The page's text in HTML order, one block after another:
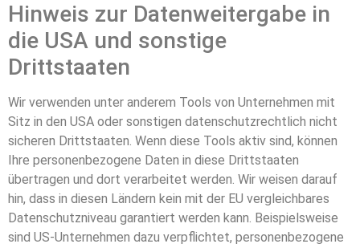
Hinweis zur Datenweitergabe in
die USA und sonstige
Drittstaaten
Wir verwenden unter anderem Tools von Unternehmen mit
Sitz in den USA oder sonstigen datenschutzrechtlich nicht
sicheren Drittstaaten. Wenn diese Tools aktiv sind, können
Ihre personenbezogene Daten in diese Drittstaaten
übertragen und dort verarbeitet werden. Wir weisen darauf
hin, dass in diesen Ländern kein mit der EU vergleichbares
Datenschutzniveau garantiert werden kann. Beispielsweise
sind US-Unternehmen dazu verpflichtet, personenbezogene